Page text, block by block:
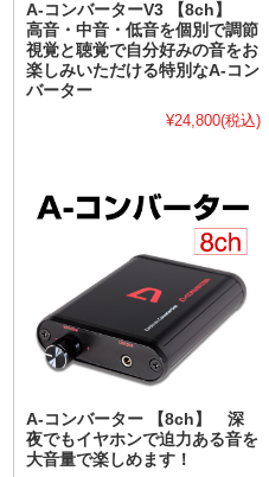
A-コンバーターV3 【8ch】
高音・中音・低音を個別で調節
視覚と聴覚で自分好みの音をお
楽しみいただける特別なA-コン
バーター
¥24,800(税込)
A-コンバーター 【8ch】 深
夜でもイヤホンで迫力ある音を
大音量で楽しめます！